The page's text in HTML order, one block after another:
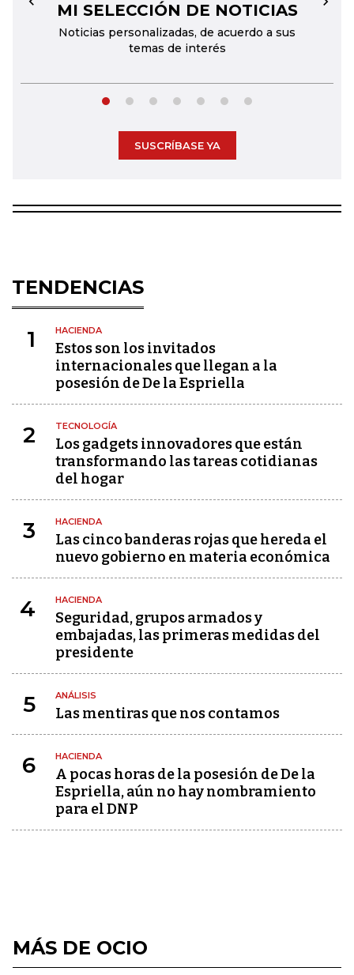
MI SELECCIÓN DE NOTICIAS
Noticias personalizadas, de acuerdo a sus
temas de interés
← →
SUSCRÍBASE YA
TENDENCIAS
1 HACIENDA
Estos son los invitados
internacionales que llegan a la
posesión de De la Espriella
2 TECNOLOGÍA
Los gadgets innovadores que están
transformando las tareas cotidianas
del hogar
3 HACIENDA
Las cinco banderas rojas que hereda el
nuevo gobierno en materia económica
4 HACIENDA
Seguridad, grupos armados y
embajadas, las primeras medidas del
presidente
5 ANÁLISIS
Las mentiras que nos contamos
6 HACIENDA
A pocas horas de la posesión de De la
Espriella, aún no hay nombramiento
para el DNP
MÁS DE OCIO